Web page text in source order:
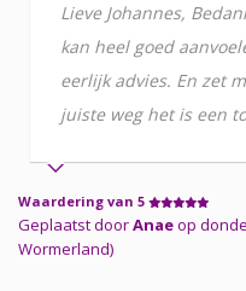
Lieve Johannes,
kan heel goed
eerlijk advies. En zet
juiste weg het is een
Waardering van 5
Geplaatst doorAnaeop
Wormerland)